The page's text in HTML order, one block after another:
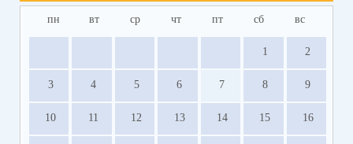
пн вт ср чт пт сб вс
1 2
3 4 5 6 7 8 9
10 11 12 13 14 15 16